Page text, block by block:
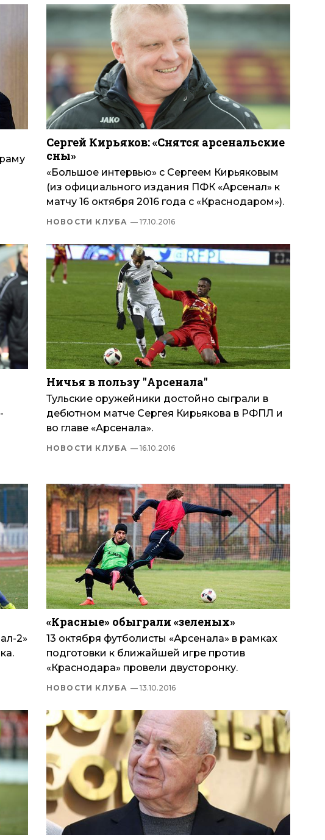
Сергей Кирьяков: «Снятся арсенальские
сны»
«Большое интервью» с Сергеем Кирьяковым
(из официального издания ПФК «Арсенал» к
матчу 16 октября 2016 года с «Краснодаром»).
НОВОСТИ КЛУБА — 17.10.2016
Ничья в пользу "Арсенала"
Тульские оружейники достойно сыграли в
дебютном матче Сергея Кирьякова в РФПЛ и
во главе «Арсенала».
НОВОСТИ КЛУБА — 16.10.2016
2»
«Красные» обыграли «зеленых»
13 октября футболисты «Арсенала» в рамках
подготовки к ближайшей игре против
«Краснодара» провели двусторонку.
НОВОСТИ КЛУБА — 13.10.2016